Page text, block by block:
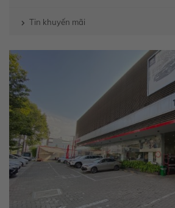
Tin khuyến mãi